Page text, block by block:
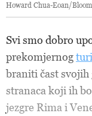
Howard Chua-Eoan/
Svi smo dobro
prekomjernog
braniti čast svojih
stranaca koji ih
jezgre Rima i